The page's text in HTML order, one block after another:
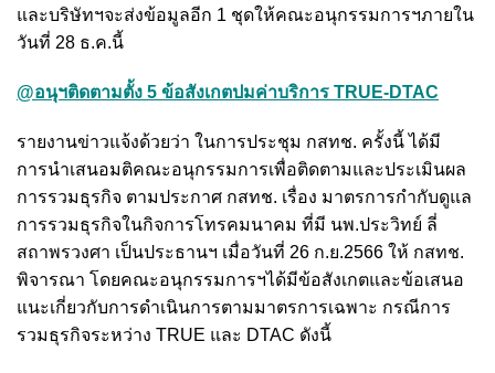
และบริษัทฯจะส่งข้อมูลอีก 1 ชุดให้คณะอนุกรรมการฯภายใน
วันที่ 28 ธ.ค.นี้
@อนุฯติดตามตั้ง 5 ข้อสังเกตปมค่าบริการ TRUE-DTAC
รายงานข่าวแจ้งด้วยว่า ในการประชุม กสทช. ครั้งนี้ ได้มี
การนำเสนอมติคณะอนุกรรมการเพื่อติดตามและประเมินผล
การรวมธุรกิจ ตามประกาศ กสทช. เรื่อง มาตรการกำกับดูแล
การรวมธุรกิจในกิจการโทรคมนาคม ที่มี นพ.ประวิทย์ ลี่
สถาพรวงศา เป็นประธานฯ เมื่อวันที่ 26 ก.ย.2566 ให้ กสทช.
พิจารณา โดยคณะอนุกรรมการฯได้มีข้อสังเกตและข้อเสนอ
แนะเกี่ยวกับการดำเนินการตามมาตรการเฉพาะ กรณีการ
รวมธุรกิจระหว่าง TRUE และ DTAC ดังนี้